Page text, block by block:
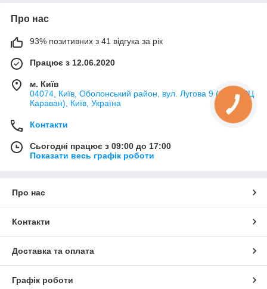
Про нас
93% позитивних з 41 відгука за рік
Працює з 12.06.2020
м. Київ
04074, Київ, Оболонський район, вул. Лугова 9 (біля ТРЦ
Караван), Київ, Україна
Контакти
Сьогодні працює з 09:00 до 17:00
Показати весь графік роботи
Про нас
Контакти
Доставка та оплата
Графік роботи